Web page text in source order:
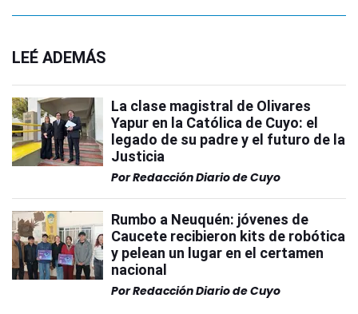
LEÉ ADEMÁS
La clase magistral de Olivares
Yapur en la Católica de Cuyo: el
legado de su padre y el futuro de la
Justicia
PorRedacción Diario de Cuyo
Rumbo a Neuquén: jóvenes de
Caucete recibieron kits de robótica
y pelean un lugar en el certamen
nacional
PorRedacción Diario de Cuyo